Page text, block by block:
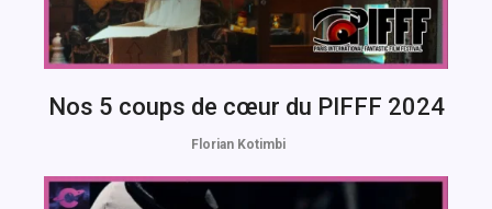
Nos 5 coups de cœur du PIFFF 2024
Florian Kotimbi